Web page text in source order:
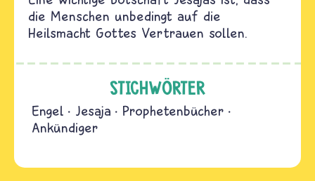
die Menschen unbedingt auf die
Heilsmacht Gottes Vertrauen sollen.
STICHWÖRTER
Engel Jesaja
Prophetenbücher
Ankündiger